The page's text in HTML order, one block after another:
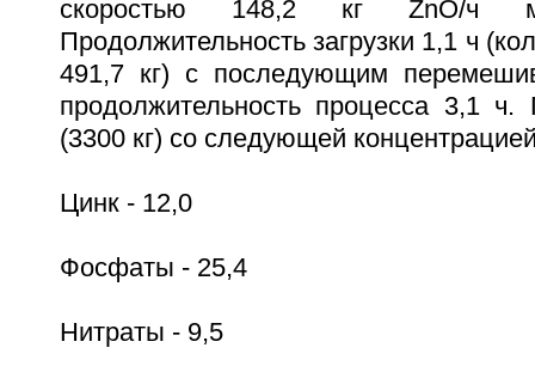
скоростью 148,2 кг ZnO/ч
Продолжительность загрузки 1,1 ч
491,7 кг) с последующим
продолжительность процесса 3,1 ч.
(3300 кг) со следующей
Цинк - 12,0
Фосфаты - 25,4
Нитраты - 9,5